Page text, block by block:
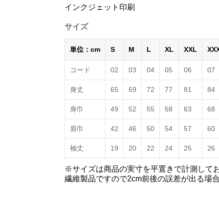
インクジェット印刷
サイズ
単位：cm S M L XL XXL
コード 02 03 04 05 06 07
身丈 65 69 72 77 81 84
身巾 49 52 55 58 63 68
肩巾 42 46 50 54 57 60
袖丈 19 20 22 24 25 26
※サイズは商品の実寸を平置きで計測して
繊維製品ですので2cm前後の誤差が出る場